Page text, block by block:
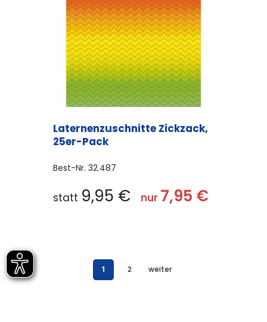
Laternenzuschnitte Zickzack,
25er-Pack
Best-Nr. 32.487
statt 9,95 € nur 7,95 €
1 2 weiter